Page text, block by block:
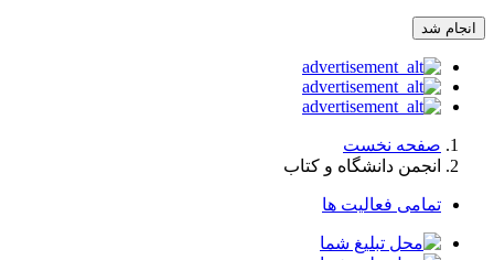
انجام شد
صفحه نخست
انجمن دانشگاه و کتاب
تمامی فعالیت ها